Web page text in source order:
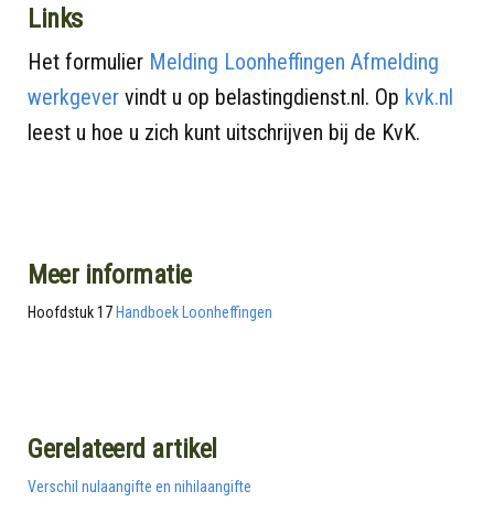
Links
Het formulier Melding Loonheffingen Afmelding
werkgever vindt u op belastingdienst.nl. Op kvk.nl
leest u hoe u zich kunt uitschrijven bij de KvK.
Meer informatie
Hoofdstuk 17 Handboek Loonheffingen
Gerelateerd artikel
Verschil nulaangifte en nihilaangifte